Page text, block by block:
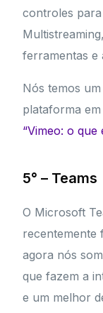
controles
ferramentas e
Nós temos
plataforma
“Vimeo: o
5° – Teams
O Microsoft
recentemente
agora nós
que fazem a
e um melhor